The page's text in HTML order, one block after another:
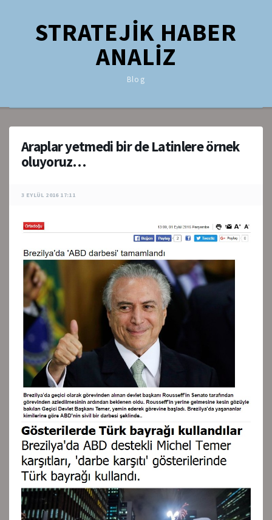
STRATEJİK HABER
ANALİZ
Blog
Araplar yetmedi bir de Latinlere örnek
oluyoruz…
3 EYLÜL 2016 17:11